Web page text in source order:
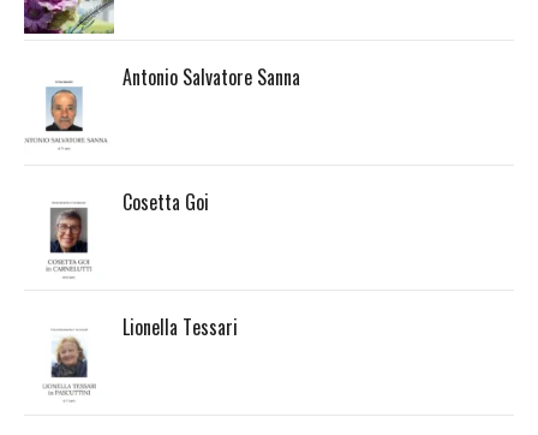
Antonio Salvatore Sanna
Cosetta Goi
Lionella Tessari